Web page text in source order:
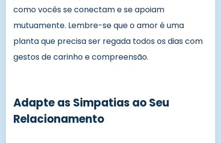
como vocês se conectam e se apoiam
mutuamente. Lembre-se que o amor é uma
planta que precisa ser regada todos os dias com
gestos de carinho e compreensão.
Adapte as Simpatias ao Seu
Relacionamento